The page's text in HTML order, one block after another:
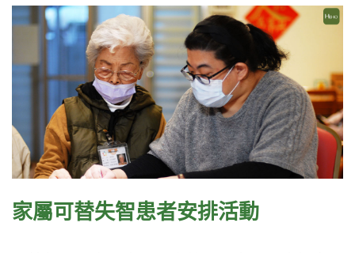
家屬可替失智患者安排活動